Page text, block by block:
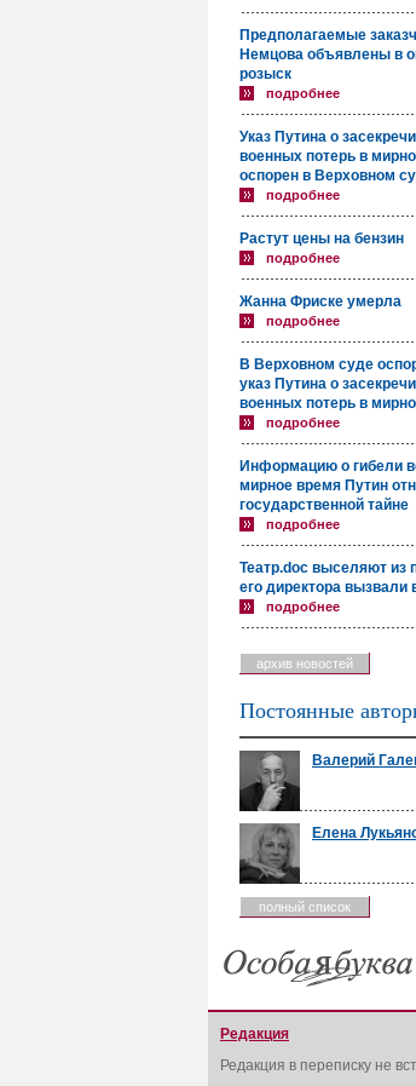
Предполагаемые
Немцова объявлены в
розыск
подробнее
Указ Путина о
военных потерь в
оспорен в Верховном
подробнее
Растут цены на бензин
подробнее
Жанна Фриске умерла
подробнее
В Верховном суде
указ Путина о
военных потерь в
подробнее
Информацию о гибели
мирное время Путин
государственной тайне
подробнее
Театр.doc выселяют из
его директора вызвали
подробнее
архив новостей
Постоянные
Валерий
Елена
полный список
Редакция
Редакция в переписку не